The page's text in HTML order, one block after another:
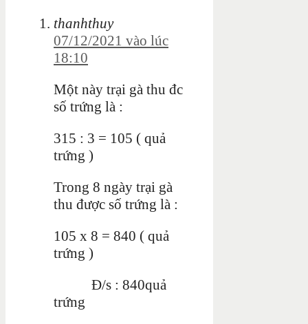
thanhthuy
07/12/2021 vào lúc
18:10
Một này trại gà thu đc
số trứng là :
315 : 3 = 105 ( quả
trứng )
Trong 8 ngày trại gà
thu được số trứng là :
105 x 8 = 840 ( quả
trứng )
Đ/s : 840quả
trứng